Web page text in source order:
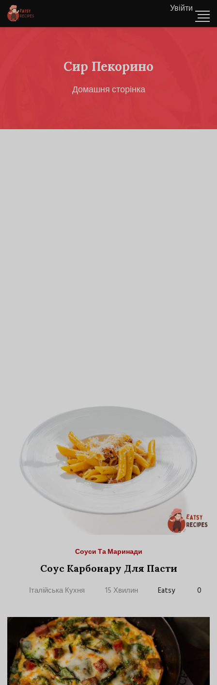
Увійти
Сир Пекорино
Домашня сторінка
Соуси Та Маринади
Соус Карбонару Для Пасти
Італійська Кухня 15 Хвилин Eatsy 0